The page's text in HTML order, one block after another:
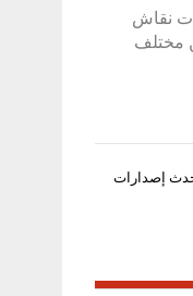
60 فعالية، شملت 19 ورشة عمل، و28 جلسة حوارية، و6 جلسات نقاش
من مختلف
بأحدث إصدارات